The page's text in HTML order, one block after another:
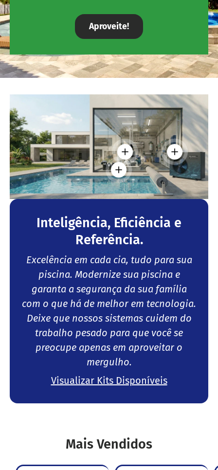
Aproveite!
Ver detalhes -
Ver detalhes - Filtro
Ver
Inteligência, Eficiência e
Referência.
Excelência em cada cia, tudo para sua
piscina. Modernize sua piscina e
garanta a segurança da sua família
com o que há de melhor em tecnologia.
Deixe que nossos sistemas cuidem do
trabalho pesado para que você se
preocupe apenas em aproveitar o
mergulho.
Visualizar Kits Disponíveis
Mais Vendidos